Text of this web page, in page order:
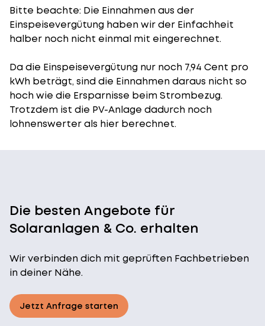
Bitte beachte: Die Einnahmen aus der
Einspeisevergütung haben wir der Einfachheit
halber noch nicht einmal mit eingerechnet.
Da die Einspeisevergütung nur noch 7,94 Cent pro
kWh beträgt, sind die Einnahmen daraus nicht so
hoch wie die Ersparnisse beim Strombezug.
Trotzdem ist die PV-Anlage dadurch noch
lohnenswerter als hier berechnet.
Die besten Angebote für
Solaranlagen & Co. erhalten
Wir verbinden dich mit geprüften Fachbetrieben
in deiner Nähe.
Jetzt Anfrage starten